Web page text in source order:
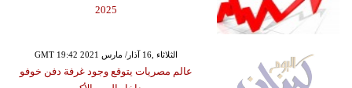
2025
GMT 19:42 2021 الثلاثاء ,16 آذار/ مارس
عالم مصريات يتوقع وجود غرفة دفن خوفو